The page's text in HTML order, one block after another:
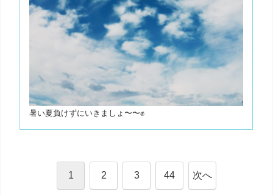
暑い夏負けずにいきましょ〜〜✊️
1 2 3 44 次へ